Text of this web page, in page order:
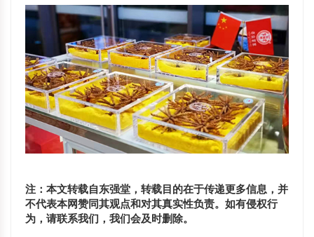
注：本文转载自东强堂，转载目的在于传递更多信息，并
不代表本网赞同其观点和对其真实性负责。如有侵权行
为，请联系我们，我们会及时删除。